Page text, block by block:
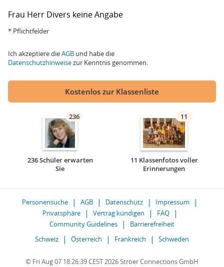
Frau Herr Divers keine Angabe
* Pflichtfelder
Ich akzeptiere dieAGB und habe die
Datenschutzhinweisezur Kenntnis genommen.
Kostenlos zur Klassenliste
236
236 Schüler erwarten
Sie
11
11 Klassenfotos voller
Erinnerungen
Personensuche AGB Datenschutz
Impressum
Privatsphäre
Vertrag kündigen
FAQ
Community Guidelines
Barrierefreiheit
Schweiz
Österreich Frankreich Schweden
© Fri Aug 07 18:26:39 CEST 2026 Ströer Connections GmbH